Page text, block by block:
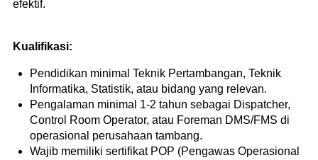
efektif.
Kualifikasi:
Pendidikan minimal Teknik Pertambangan, Teknik
Informatika, Statistik, atau bidang yang relevan.
Pengalaman minimal 1-2 tahun sebagai Dispatcher,
Control Room Operator, atau Foreman DMS/FMS di
operasional perusahaan tambang.
Wajib memiliki sertifikat POP (Pengawas Operasional